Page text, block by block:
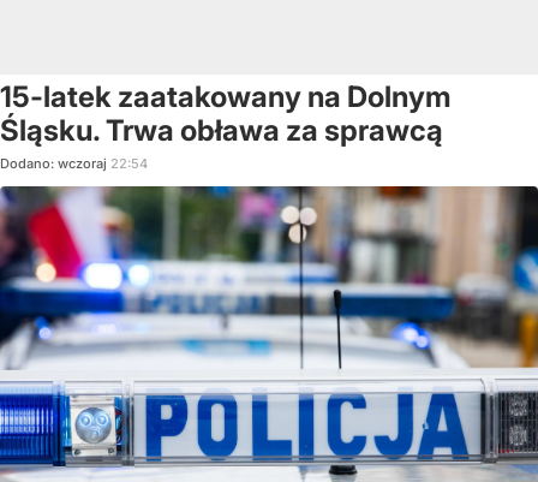
15-latek zaatakowany na Dolnym
Śląsku. Trwa obława za sprawcą
Dodano: wczoraj 22:54